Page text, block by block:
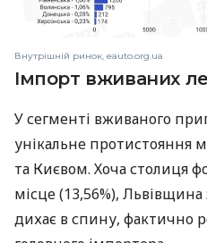
Внутрішній ринок, eauto.org.ua
Імпорт вживаних
У сегменті вживаного
унікальне протистояння
та Києвом. Хоча столиця
місце (13,56%),
дихає в спину, фактично